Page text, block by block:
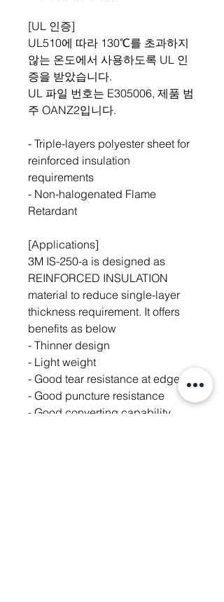
[UL 인증]
UL510에 따라 130℃를 초과하지
않는 온도에서 사용하도록 UL 인
증을 받았습니다.
UL 파일 번호는 E305006, 제품 범
주 OANZ2입니다.
- Triple-layers polyester sheet for
reinforced insulation
requirements
- Non-halogenated Flame
Retardant
[Applications]
3M IS-250-a is designed as
REINFORCED INSULATION
material to reduce single-layer
thickness requirement. It offers
benefits as below
- Thinner design
- Light weight
- Good tear resistance at edge
- Good puncture resistance
- Good converting capability